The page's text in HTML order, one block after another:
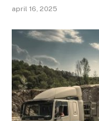
april 16, 2025